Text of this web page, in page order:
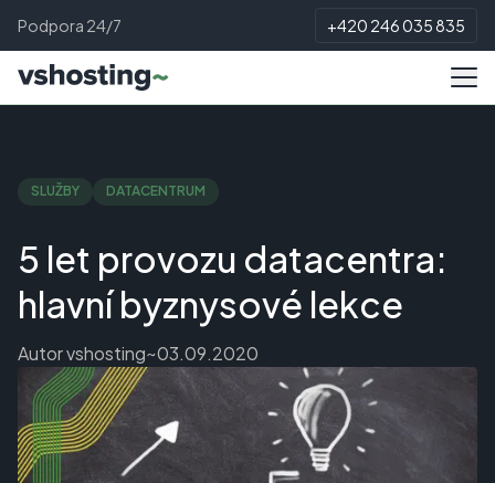
Podpora 24/7 +420 246 035 835
SLUŽBY DATACENTRUM
5 let provozu datacentra:
hlavní byznysové lekce
Autorvshosting~03.09.2020